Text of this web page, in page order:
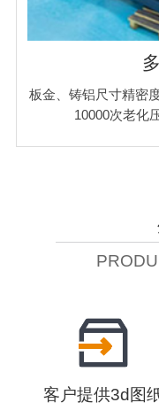
板金、铸铝尺寸精密
10000次老化
客户提供3d图